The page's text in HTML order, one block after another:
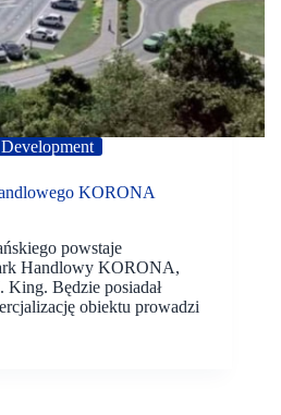
KORONA
powstaje
Handlowy KORONA,
King. Będzie posiadał
obiektu prowadzi